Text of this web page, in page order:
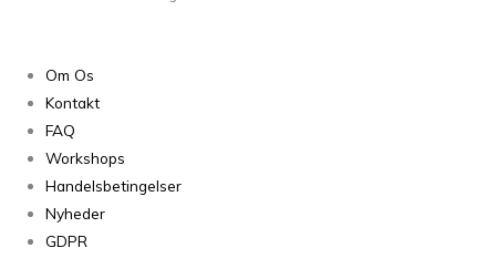
Om Os
Kontakt
FAQ
Workshops
Handelsbetingelser
Nyheder
GDPR